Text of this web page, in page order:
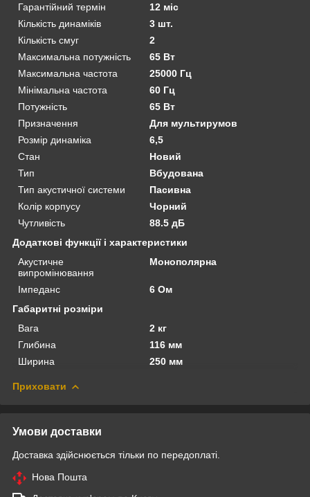
Гарантійний термін
12 міс
Кількість динаміків
3 шт.
Кількість смуг
2
Максимальна потужність
65 Вт
Максимальна частота
25000 Гц
Мінімальна частота
60 Гц
Потужність
65 Вт
Призначення
Для мультирумов
Розмір динаміка
6,5
Стан
Новий
Тип
Вбудована
Тип акустичної системи
Пасивна
Колір корпусу
Чорний
Чутливість
88.5 дБ
Додаткові функції і характеристики
Акустичне
випромінювання
Монополярна
Імпеданс
6 Ом
Габаритні розміри
Вага
2 кг
Глибина
116 мм
Ширина
250 мм
Приховати
Умови доставки
Доставка здійснюється тільки по передоплаті.
Нова Пошта